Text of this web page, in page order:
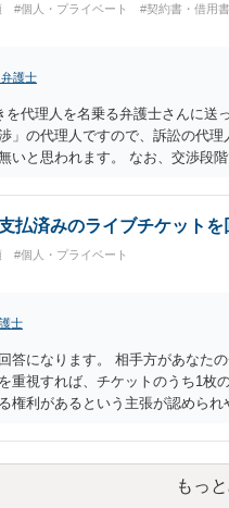
時期などの内部事情は、私に対
。 これ以上、本件の解決を不必
う、強く求めます。 以上
#個人・プライベート #契約書・借用
弁護士
を代理人を名乗る弁護士さんに送
」の代理人ですので、訴訟の代
いと思われます。 なお、交渉段
該代理人弁護士に事前連絡し、
ところで、直接被告に送達する
人弁護士に委任するかも疑わし
込先などの情報）から、相手の
で。
払済みのライブチケットを
#個人・プライベート
士
答になります。 相手方があなた
重視すれば、チケットのうち1枚
権利があるという主張が認めら
たことにより「一緒に行く」と
べきといえるかは微妙であり、
、という判断に傾くことになる
もっ